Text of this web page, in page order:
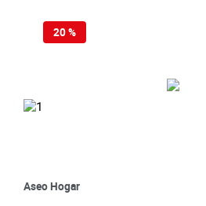
4.
cafe
10. papa
20 %
Aseo Hogar